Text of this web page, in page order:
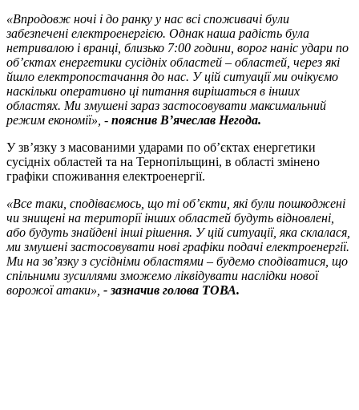
«Впродовж ночі і до ранку у нас всі споживачі були
забезпечені електроенергією. Однак наша радість була
нетривалою і вранці, близько 7:00 години, ворог наніс удари по
об’єктах енергетики сусідніх областей – областей, через які
йшло електропостачання до нас. У цій ситуації ми очікуємо
наскільки оперативно ці питання вирішаться в інших
областях. Ми змушені зараз застосовувати максимальний
режим економії», - пояснив В’ячеслав Негода.
У зв’язку з масованими ударами по об’єктах енергетики
сусідніх областей та на Тернопільщині, в області змінено
графіки споживання електроенергії.
«Все таки, сподіваємось, що ті об’єкти, які були пошкоджені
чи знищені на території інших областей будуть відновлені,
або будуть знайдені інші рішення. У цій ситуації, яка склалася,
ми змушені застосовувати нові графіки подачі електроенергії.
Ми на зв’язку з сусідніми областями – будемо сподіватися, що
спільними зусиллями зможемо ліквідувати наслідки нової
ворожої атаки», - зазначив голова ТОВА.